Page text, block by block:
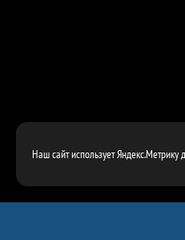
Наш сайт использует Яндекс.Метрику